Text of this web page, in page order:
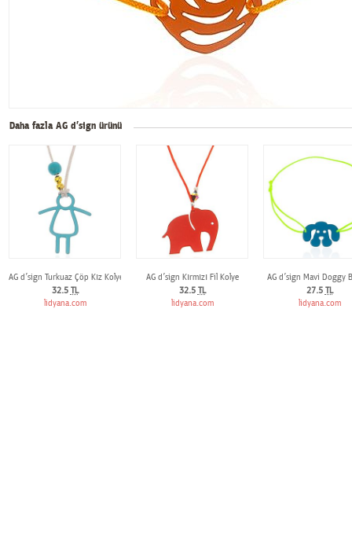
Daha fazla AG d’sign ürünü
AG d’sign Turkuaz Çöp Kız Kolye
32.5 TL
lidyana.com
AG d’sign Kırmızı Fil Kolye
32.5 TL
lidyana.com
AG d’sign Mavi Doggy
27.5 TL
lidyana.com